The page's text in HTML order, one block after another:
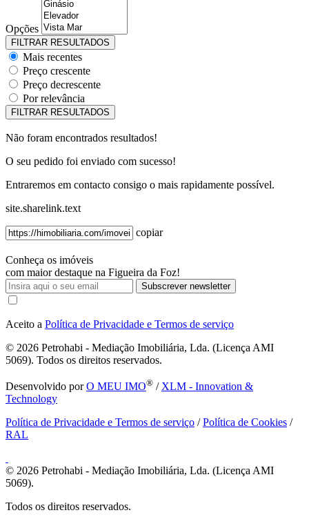
Opções
Mais recentes
Preço crescente
Preço decrescente
Por relevância
Não foram encontrados resultados!
O seu pedido foi enviado com sucesso!
Entraremos em contacto consigo o mais rapidamente possível.
site.sharelink.text
copiar
Conheça os imóveis
com maior destaque na Figueira da Foz!
Subscrever newsletter
Aceito a Política de Privacidade e Termos de serviço
© 2026 Petrohabi - Mediação Imobiliária, Lda. (Licença AMI
5069). Todos os direitos reservados.
Desenvolvido porO MEU IMO® / XLM - Innovation &
Technology
Política de Privacidade e Termos de serviço /Política de Cookies /
RAL
© 2026 Petrohabi - Mediação Imobiliária, Lda. (Licença AMI
5069).
Todos os direitos reservados.